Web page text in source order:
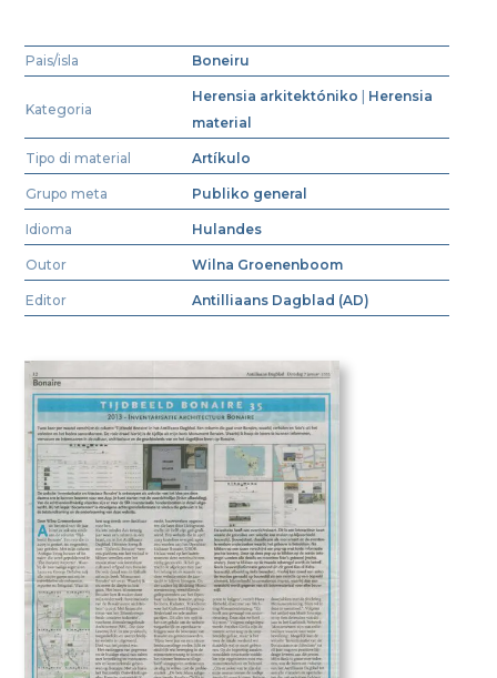
Pais/isla Boneiru
Kategoria
Herensia arkitektóniko
Herensia
material
Tipo di material Artíkulo
Grupo meta Publiko general
Idioma Hulandes
Outor Wilna Groenenboom
Editor Antilliaans Dagblad (AD)